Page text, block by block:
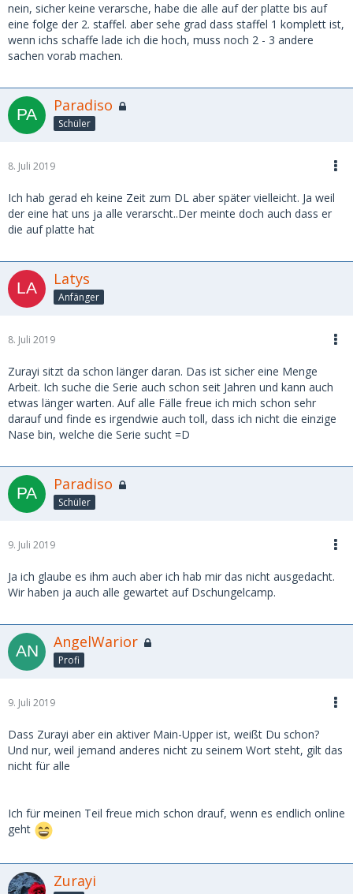
nein, sicher keine verarsche, habe die alle auf der platte bis auf
eine folge der 2. staffel. aber sehe grad dass staffel 1 komplett ist,
wenn ichs schaffe lade ich die hoch, muss noch 2 - 3 andere
sachen vorab machen.
Paradiso
Schüler
8. Juli 2019
Ich hab gerad eh keine Zeit zum DL aber später vielleicht. Ja weil
der eine hat uns ja alle verarscht..Der meinte doch auch dass er
die auf platte hat
Latys
Anfänger
8. Juli 2019
Zurayi sitzt da schon länger daran. Das ist sicher eine Menge
Arbeit. Ich suche die Serie auch schon seit Jahren und kann auch
etwas länger warten. Auf alle Fälle freue ich mich schon sehr
darauf und finde es irgendwie auch toll, dass ich nicht die einzige
Nase bin, welche die Serie sucht =D
Paradiso
Schüler
9. Juli 2019
Ja ich glaube es ihm auch aber ich hab mir das nicht ausgedacht.
Wir haben ja auch alle gewartet auf Dschungelcamp.
AngelWarior
Profi
9. Juli 2019
Dass Zurayi aber ein aktiver Main-Upper ist, weißt Du schon?
Und nur, weil jemand anderes nicht zu seinem Wort steht, gilt das
nicht für alle
Ich für meinen Teil freue mich schon drauf, wenn es endlich online
geht
Zurayi